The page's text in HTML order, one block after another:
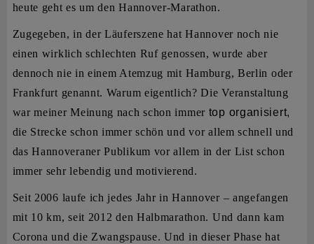
heute geht es um den Hannover-Marathon.
Zugegeben, in der Läuferszene hat Hannover noch nie
einen wirklich schlechten Ruf genossen, wurde aber
dennoch nie in einem Atemzug mit Hamburg, Berlin oder
Frankfurt genannt. Warum eigentlich? Die Veranstaltung
war meiner Meinung nach schon immer top organisiert,
die Strecke schon immer schön und vor allem schnell und
das Hannoveraner Publikum vor allem in der List schon
immer sehr lebendig und motivierend.
Seit 2006 laufe ich jedes Jahr in Hannover – angefangen
mit 10 km, seit 2012 den Halbmarathon. Und dann kam
Corona und die Zwangspause. Und in dieser Phase hat